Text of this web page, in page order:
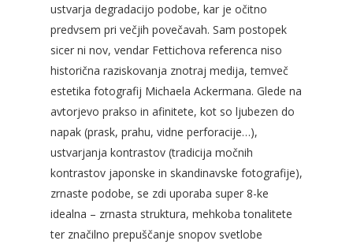
ustvarja degradacijo podobe, kar je očitno
predvsem pri večjih povečavah. Sam postopek
sicer ni nov, vendar Fettichova referenca niso
historična raziskovanja znotraj medija, temveč
estetika fotografij Michaela Ackermana. Glede na
avtorjevo prakso in afinitete, kot so ljubezen do
napak (prask, prahu, vidne perforacije…),
ustvarjanja kontrastov (tradicija močnih
kontrastov japonske in skandinavske fotografije),
zrnaste podobe, se zdi uporaba super 8-ke
idealna – zrnasta struktura, mehkoba tonalitete
ter značilno prepuščanje snopov svetlobe